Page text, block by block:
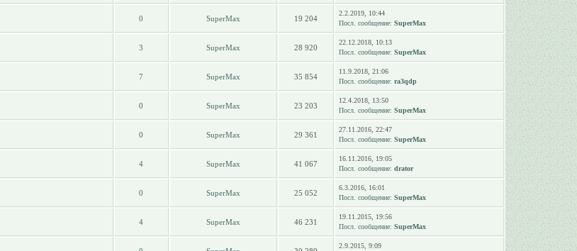
0 SuperMax 19 204
2.2.2019, 10:44
Посл. сообщение: SuperMax
3 SuperMax 28 920
22.12.2018, 10:13
Посл. сообщение: SuperMax
7 SuperMax 35 854
11.9.2018, 21:06
Посл. сообщение: ra3qdp
0 SuperMax 23 203
12.4.2018, 13:50
Посл. сообщение: SuperMax
0 SuperMax 29 361
27.11.2016, 22:47
Посл. сообщение: SuperMax
4 SuperMax 41 067
16.11.2016, 19:05
Посл. сообщение: drator
0 SuperMax 25 052
6.3.2016, 16:01
Посл. сообщение: SuperMax
4 SuperMax 46 231
19.11.2015, 19:56
Посл. сообщение: SuperMax
2.9.2015, 9:09